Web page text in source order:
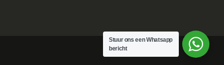
Stuur ons een Whatsapp
bericht